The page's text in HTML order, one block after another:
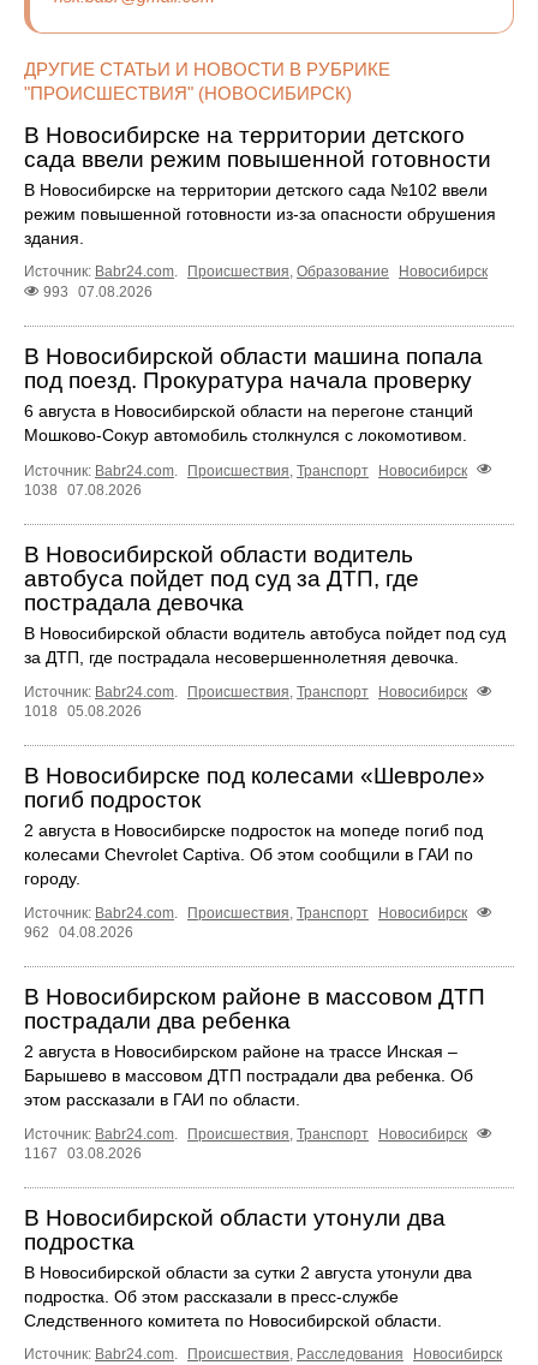
ДРУГИЕ СТАТЬИ И НОВОСТИ В РУБРИКЕ
"ПРОИСШЕСТВИЯ" (НОВОСИБИРСК)
В Новосибирске на территории детского
сада ввели режим повышенной готовности
В Новосибирске на территории детского сада №102 ввели
режим повышенной готовности из-за опасности обрушения
здания.
Источник: Babr24.com. Происшествия, Образование
Новосибирск
993
07.08.2026
В Новосибирской области машина попала
под поезд. Прокуратура начала проверку
6 августа в Новосибирской области на перегоне станций
Мошково-Сокур автомобиль столкнулся с локомотивом.
Источник: Babr24.com Происшествия Транспорт
Новосибирск
1038
07.08.2026
В Новосибирской области водитель
автобуса пойдет под суд за ДТП, где
пострадала девочка
В Новосибирской области водитель автобуса пойдет под суд
за ДТП, где пострадала несовершеннолетняя девочка.
Источник: Babr24.com Происшествия Транспорт
Новосибирск
1018
05.08.2026
В Новосибирске под колесами «Шевроле»
погиб подросток
2 августа в Новосибирске подросток на мопеде погиб под
колесами Chevrolet Captiva. Об этом сообщили в ГАИ по
городу.
Источник: Babr24.com Происшествия Транспорт
Новосибирск
962
04.08.2026
В Новосибирском районе в массовом ДТП
пострадали два ребенка
2 августа в Новосибирском районе на трассе Инская –
Барышево в массовом ДТП пострадали два ребенка. Об
этом рассказали в ГАИ по области.
Источник: Babr24.com. Происшествия, Транспорт
Новосибирск
1167
03.08.2026
В Новосибирской области утонули два
подростка
В Новосибирской области за сутки 2 августа утонули два
подростка. Об этом рассказали в пресс-службе
Следственного комитета по Новосибирской области.
Источник: Babr24.com. Происшествия, Расследования
Новосибирск